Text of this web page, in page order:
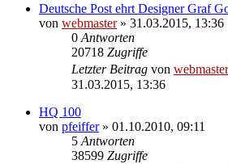
Deutsche Post ehrt Designer Graf
von webmaster» 31.03.2015, 13:36
0 Antworten
20718 Zugriffe
Letzter Beitrag von webmaster
31.03.2015, 13:36
HQ 100
von pfeiffer» 01.10.2010, 09:11
5 Antworten
38599 Zugriffe